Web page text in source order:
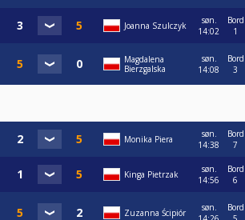
Joanna Szulczyk
søn.
14:02
Bord
1
Magdalena
Bierzgalska
søn.
14:08
Bord
3
Monika Piera
søn.
14:38
Bord
7
Kinga Pietrzak
søn.
14:56
Bord
6
Zuzanna Ścipiór
søn.
Bord